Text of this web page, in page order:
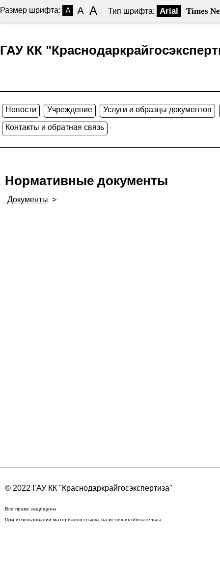
Размер шрифта: A A A Тип шрифта: Arial Times
ГАУ КК
Новости Учреждение Услуги и образцы документов
Контакты и обратная связь
Нормативные документы
Документы >
© 2022 ГАУ КК "Краснодаркрайгосэкспертиза"
Все права защищены
При использовании материалов ссылка на источник обязательна